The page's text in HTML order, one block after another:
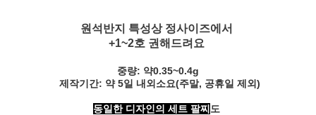
원석반지 특성상 정사이즈에서
+1~2호 권해드려요
중량: 약0.35~0.4g
제작기간: 약 5일 내외소요(주말, 공휴일 제외)
동일한 디자인의 세트 팔찌 도